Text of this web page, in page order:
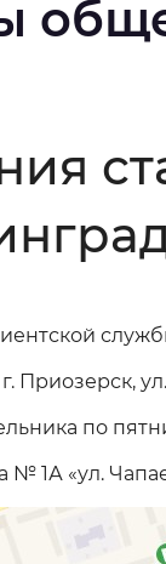
С
Приозерск,
по
1А «ул.